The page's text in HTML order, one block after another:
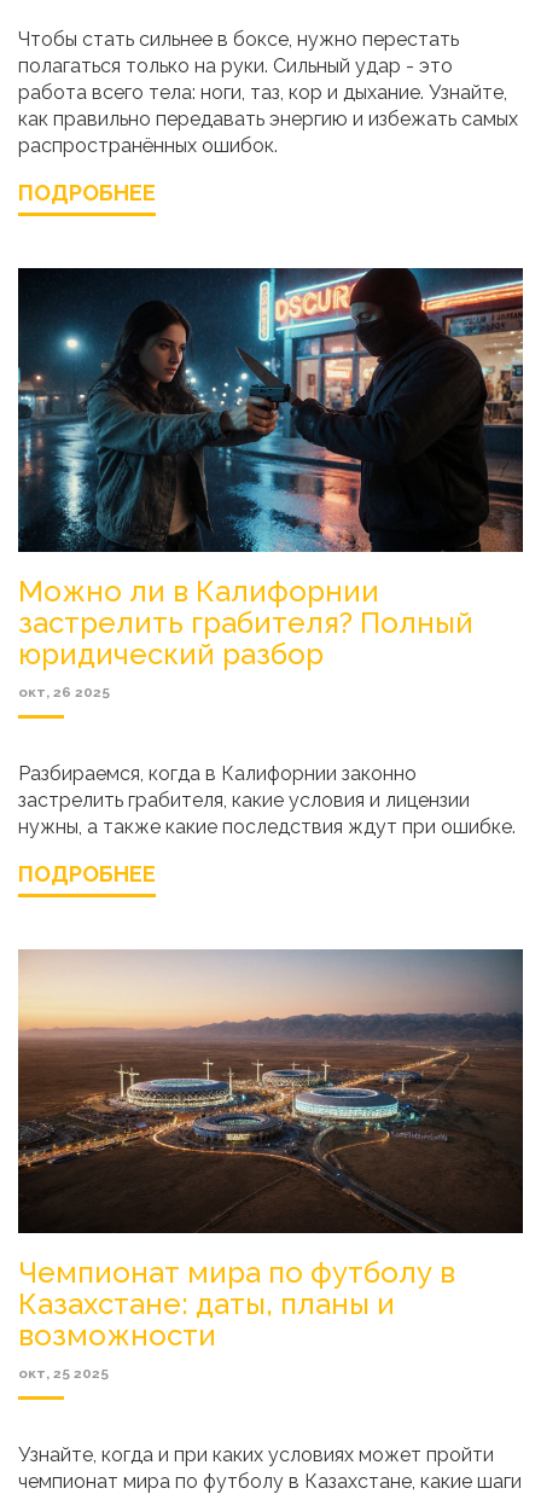
Чтобы стать сильнее в боксе, нужно перестать
полагаться только на руки. Сильный удар - это
работа всего тела: ноги, таз, кор и дыхание. Узнайте,
как правильно передавать энергию и избежать самых
распространённых ошибок.
ПОДРОБНЕЕ
Можно ли в Калифорнии
застрелить грабителя? Полный
юридический разбор
окт, 26 2025
Разбираемся, когда в Калифорнии законно
застрелить грабителя, какие условия и лицензии
нужны, а также какие последствия ждут при ошибке.
ПОДРОБНЕЕ
Чемпионат мира по футболу в
Казахстане: даты, планы и
возможности
окт, 25 2025
Узнайте, когда и при каких условиях может пройти
чемпионат мира по футболу в Казахстане, какие шаги